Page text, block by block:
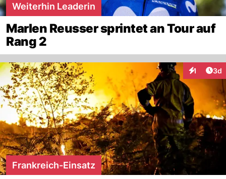
Weiterhin Leaderin
Marlen Reusser sprintet an Tour auf
Rang 2
1 3d
Frankreich-Einsatz